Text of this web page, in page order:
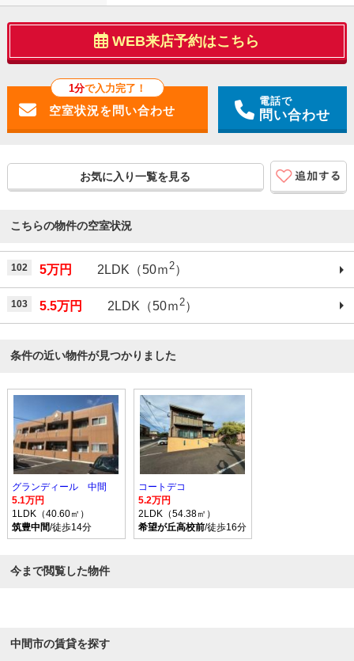
WEB来店予約はこちら
1分で入力完了！
電話で
問い合わせ
お気に入り一覧を見る
こちらの物件の空室状況
102 5万円 2LDK（50ｍ2）
103 5.5万円 2LDK（50ｍ 2）
条件の近い物件が見つかりました
グランディール 中間
5.1万円
1LDK（40.60㎡）
筑豊中間/徒歩14分
コートデコ
5.2万円
2LDK（54.38㎡）
希望が丘高校前/徒歩16分
今まで閲覧した物件
中間市の賃貸を探す